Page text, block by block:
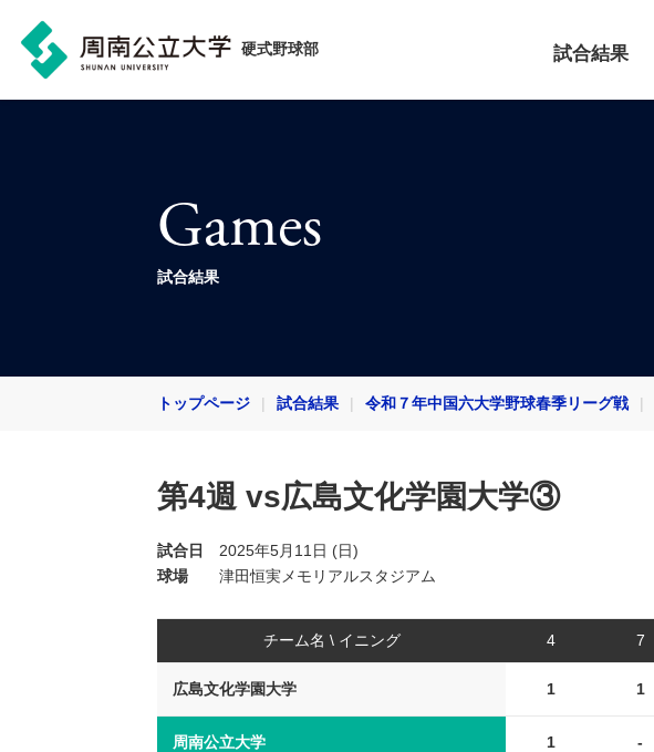
硬式野球部 試合結果
Games
試合結果
トップページ 試合結果 令和７年中国六大学野球春季リーグ戦
第4週 vs広島文化学園大学③
試合日
2025年5月11日 (日)
球場
津田恒実メモリアルスタジアム
チーム名 \ イニング 4 7
広島文化学園大学 1 1
周南公立大学 1 -